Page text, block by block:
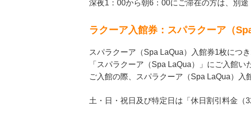
深夜1：00から朝6：00にご滞在の方は、別
ラクーア入館券：スパラクーア（
スパラクーア（Spa LaQua）入館券1枚につき
「スパラクーア（Spa LaQua）」にご入館い
ご入館の際、スパラクーア（Spa LaQua）入
土・日・祝日及び特定日は「休日割引料金（